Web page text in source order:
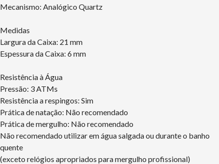
Mecanismo: Analógico Quartz
Medidas
Largura da Caixa: 21 mm
Espessura da Caixa: 6 mm
Resistência à Água
Pressão: 3 ATMs
Resistência a respingos: Sim
Prática de natação: Não recomendado
Prática de mergulho: Não recomendado
Não recomendado utilizar em água salgada ou durante o banho
quente
(exceto relógios apropriados para mergulho profissional)